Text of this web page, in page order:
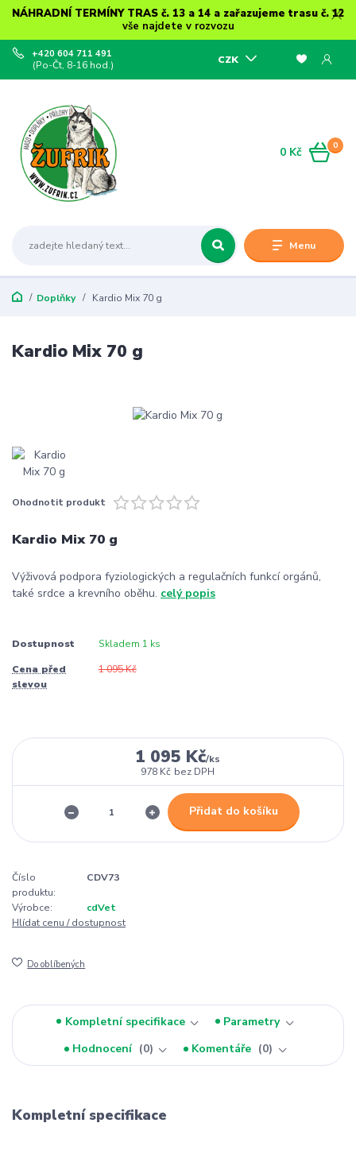
NÁHRADNÍ TERMÍNY TRAS č. 13 a 14 a zařazujeme trasu č. 12
vše najdete v rozvozu
Menu
CZK
+420 604 711 491
(Po-Čt, 8-16 hod.)
0
0 Kč
Doplňky Kardio Mix 70 g
Kardio Mix 70 g
Ohodnotit produkt
Kardio Mix 70 g
Výživová podpora fyziologických a regulačních funkcí orgánů,
také srdce a krevního oběhu. celý popis
Dostupnost Skladem 1 ks
Cena před
slevou
1 095 Kč
1 095 Kč/ks
978 Kč bez DPH
Přidat do košíku
Číslo
produktu:
CDV73
Výrobce:
cdVet
Hlídat cenu / dostupnost
Do oblíbených
Kompletní specifikace
Parametry
Hodnocení
0 Komentáře 0
Kompletní specifikace